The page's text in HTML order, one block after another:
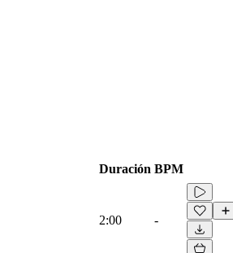
Duración BPM
2:00 -